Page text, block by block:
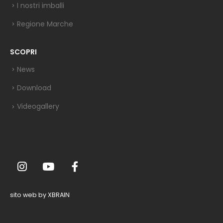
I nostri imballi
Regione Marche
SCOPRI
News
Download
Videogallery
sito web by XBRAIN